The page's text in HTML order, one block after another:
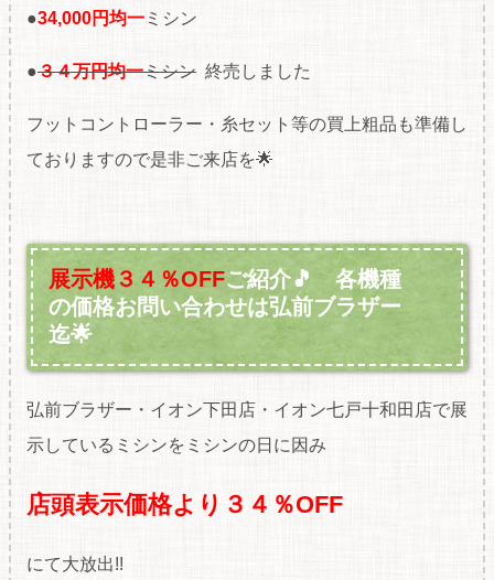
●34,000円均一 ミシン
●３４万円均一ミシン 終売しました
フットコントローラー・糸セット等の買上粗品も準備し
ておりますので是非ご来店を🌟
展示機３４％OFFご紹介🎵 各機種
の価格お問い合わせは弘前ブラザー
迄🌟
弘前ブラザー・イオン下田店・イオン七戸十和田店で展
示しているミシンをミシンの日に因み
店頭表示価格より３４％OFF
にて大放出!!